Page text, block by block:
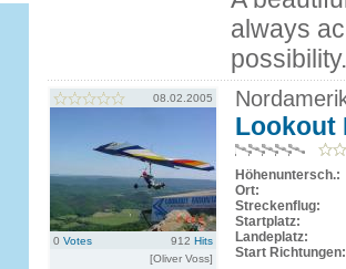
always
possibility.
08.02.2005
0 Votes 912 Hits
[Oliver Voss]
Lookout
Höhenuntersch.:
Ort:
Streckenflug:
Startplatz:
Landeplatz:
Start Richtungen: